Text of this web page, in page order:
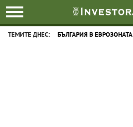
ТЕМИТЕ ДНЕС: БЪЛГАРИЯ В ЕВРОЗОНАТА